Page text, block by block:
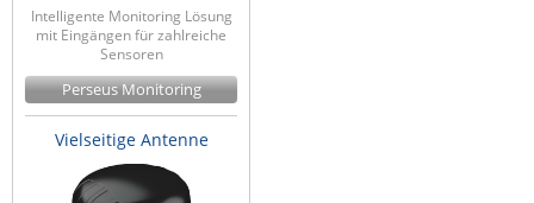
Server Technology
Siretta
SIRIO Antenne
Sunbird
Tactical Software
Intelligente Monitoring Lösung
mit Eingängen für zahlreiche
Sensoren
Perseus Monitoring
Vielseitige Antenne